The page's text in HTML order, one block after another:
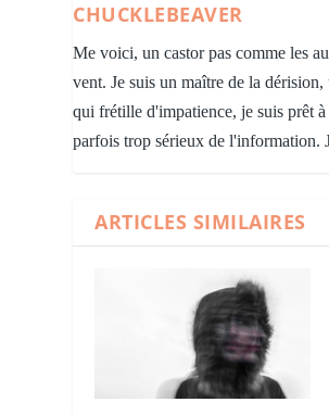
CHUCKLEBEAVER
Me voici, un castor pas comme les
vent. Je suis un maître de la
qui frétille d'impatience, je suis prêt
parfois trop sérieux de l'information.
ARTICLES SIMILAIRES